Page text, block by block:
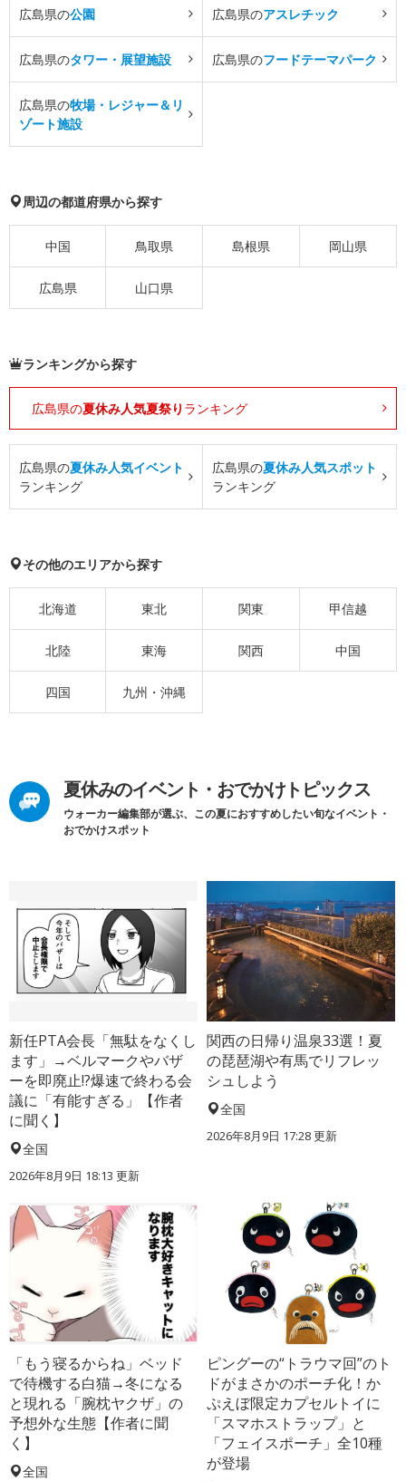
広島県の公園 広島県のアスレチック
広島県のタワー・展望施設 広島県のフードテーマパーク
広島県の牧場・レジャー＆リ
ゾート施設
周辺の都道府県から探す
中国 鳥取県 島根県 岡山県
広島県 山口県
ランキングから探す
広島県の夏休み人気夏祭り ランキング
広島県の夏休み人気イベント
ランキング
広島県の夏休み人気スポット
ランキング
その他のエリアから探す
北海道 東北 関東 甲信越
北陸 東海 関西 中国
四国 九州・沖縄
夏休みのイベント・おでかけトピックス
ウォーカー編集部が選ぶ、この夏におすすめしたい旬なイベント・
おでかけスポット
新任PTA会長「無駄をなくし
ます」→ベルマークやバザ
ーを即廃止!?爆速で終わる会
議に「有能すぎる」【作者
に聞く】
全国
2026年8月9日 18:13 更新
関西の日帰り温泉33選！夏
の琵琶湖や有馬でリフレッ
シュしよう
全国
2026年8月9日 17:28更新
「もう寝るからね」ベッド
で待機する白猫→冬になる
と現れる「腕枕ヤクザ」の
予想外な生態【作者に聞
く】
全国
ピングーの“トラウマ回”のト
ドがまさかのポーチ化！か
ぷえぼ限定カプセルトイに
「スマホストラップ」と
「フェイスポーチ」全10種
が登場